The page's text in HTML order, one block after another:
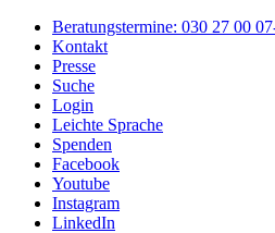
Beratungstermine: 030 27 00
Kontakt
Presse
Suche
Login
Leichte Sprache
Spenden
Facebook
Youtube
Instagram
LinkedIn